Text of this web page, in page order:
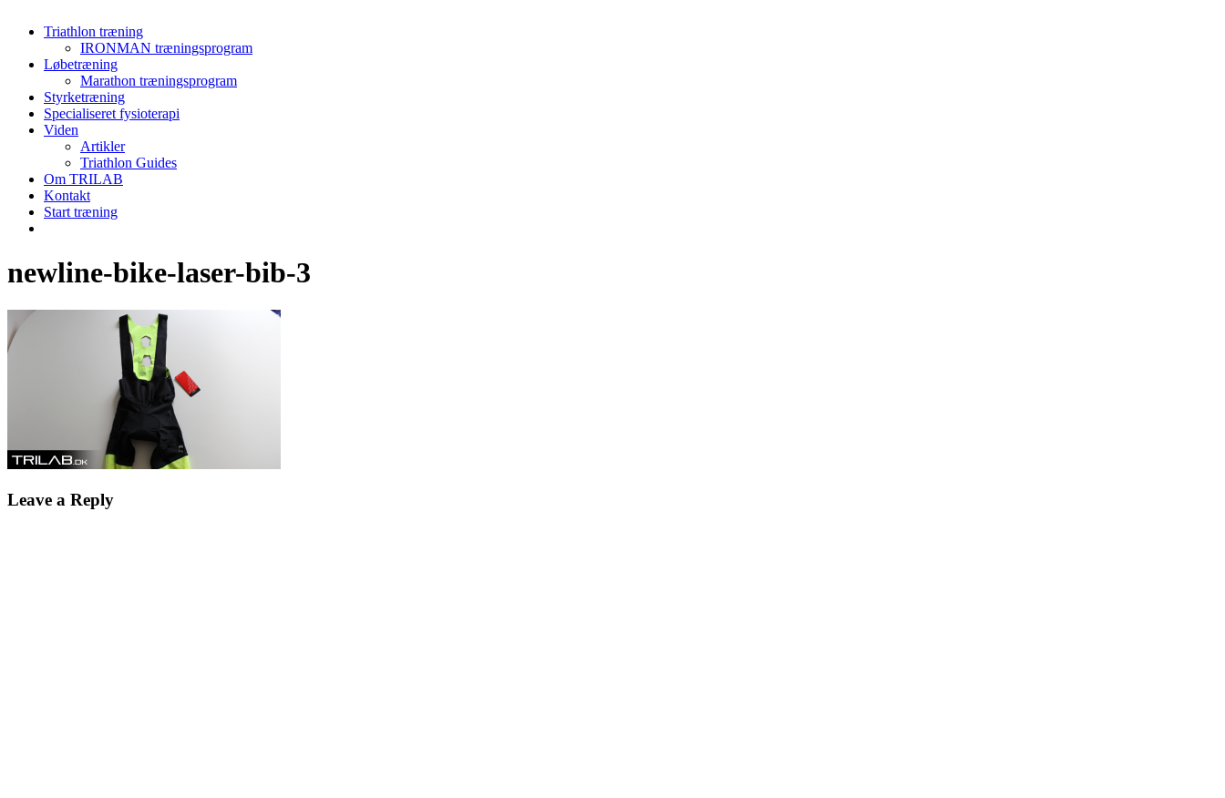
Menu
Triathlon træning
IRONMAN træningsprogram
Løbetræning
Marathon træningsprogram
Styrketræning
Specialiseret fysioterapi
Viden
Artikler
Triathlon Guides
Om TRILAB
Kontakt
Start træning
newline-bike-laser-bib-3
Leave a Reply